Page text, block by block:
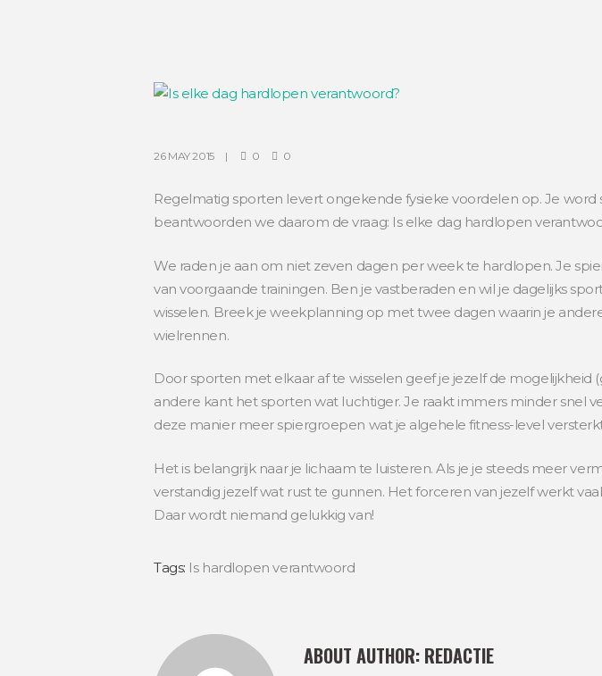
26 MAY 2015 0 0
Regelmatig sporten levert ongekende fysieke voordelen op. Je
beantwoorden we daarom de vraag: Is elke dag hardlopen
We raden je aan om niet zeven dagen per week te hardlopen. Je
van voorgaande trainingen. Ben je vastberaden en wil je dagelijks
wisselen. Breek je weekplanning op met twee dagen waarin je
wielrennen.
Door sporten met elkaar af te wisselen geef je jezelf de
andere kant het sporten wat luchtiger. Je raakt immers minder snel
deze manier meer spiergroepen wat je algehele fitness-level
Het is belangrijk naar je lichaam te luisteren. Als je je steeds meer
verstandig jezelf wat rust te gunnen. Het forceren van jezelf werkt
Daar wordt niemand gelukkig van!
Tags: Is hardlopen verantwoord
ABOUT AUTHOR: REDACTIE